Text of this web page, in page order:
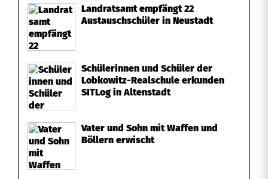
Landratsamt empfängt 22
Austauschschüler in Neustadt
Schülerinnen und Schüler der
Lobkowitz-Realschule erkunden
SITLog in Altenstadt
Vater und Sohn mit Waffen und
Böllern erwischt